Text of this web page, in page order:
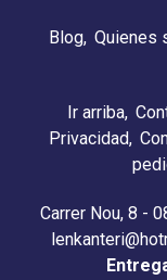
Blog Quienes
Ir arriba
Privacidad
Carrer Nou, 8 -